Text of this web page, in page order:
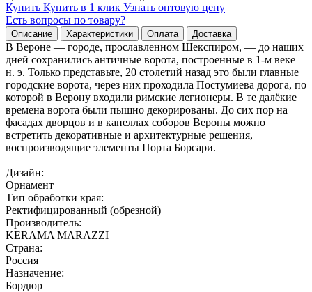
Купить Купить в 1 клик Узнать оптовую цену
Есть вопросы по товару?
Описание Характеристики Оплата Доставка
В Вероне — городе, прославленном Шекспиром, — до наших
дней сохранились античные ворота, построенные в 1-м веке
н. э. Только представьте, 20 столетий назад это были главные
городские ворота, через них проходила Постумиева дорога, по
которой в Верону входили римские легионеры. В те далёкие
времена ворота были пышно декорированы. До сих пор на
фасадах дворцов и в капеллах соборов Вероны можно
встретить декоративные и архитектурные решения,
воспроизводящие элементы Порта Борсари.
Дизайн:
Орнамент
Тип обработки края:
Ректифицированный (обрезной)
Производитель:
KERAMA MARAZZI
Страна:
Россия
Назначение:
Бордюр